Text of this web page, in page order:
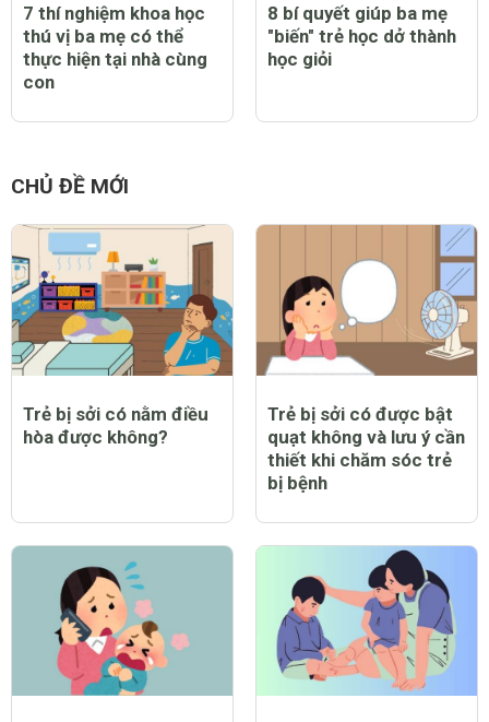
7 thí nghiệm khoa học
thú vị ba mẹ có thể
thực hiện tại nhà cùng
con
8 bí quyết giúp ba mẹ
"biến" trẻ học dở thành
học giỏi
CHỦ ĐỀ MỚI
Trẻ bị sởi có nằm điều
hòa được không?
Trẻ bị sởi có được bật
quạt không và lưu ý cần
thiết khi chăm sóc trẻ
bị bệnh